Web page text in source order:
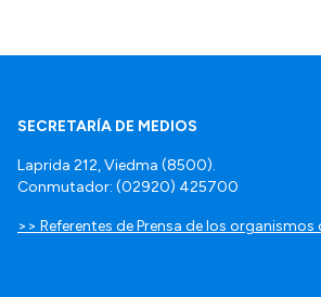
SECRETARÍA DE MEDIOS
Laprida 212, Viedma (8500).
Conmutador: (02920) 425700
>> Referentes de Prensa de los organismos